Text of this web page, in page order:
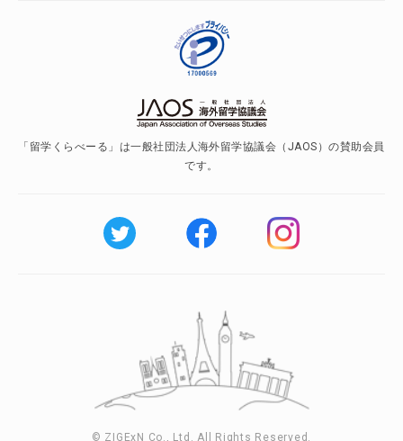
「留学くらべーる」は一般社団法人海外留学協議会（JAOS）の賛助会員
です。
© ZIGExN Co., Ltd. All Rights Reserved.